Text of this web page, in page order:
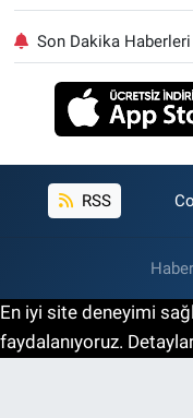
Son Dakika Haberleri
RSS
En iyi site deneyimi
faydalanıyoruz.